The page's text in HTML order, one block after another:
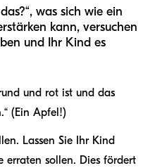
was sich wie ein
kann, versuchen
und Ihr Kind es
und rot ist und das
(Ein Apfel!)
Lassen Sie Ihr Kind
erraten sollen. Dies fördert